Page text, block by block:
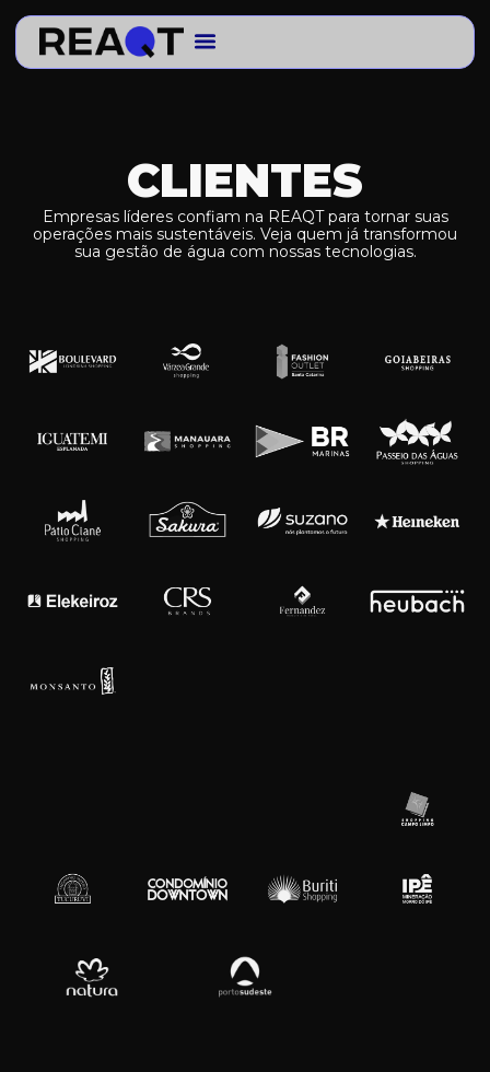
para
conteúdo
CLIENTES
Empresas líderes confiam na REAQT para tornar suas
operações mais sustentáveis. Veja quem já transformou
sua gestão de água com nossas tecnologias.